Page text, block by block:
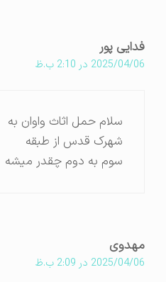
فدایی پور
2025/04/06 در 2:10 ب.ظ
سلام حمل اثاث واوان به
شهرک قدس از طبقه
سوم به دوم چقدر میشه
مهدوی
2025/04/06 در 2:09 ب.ظ